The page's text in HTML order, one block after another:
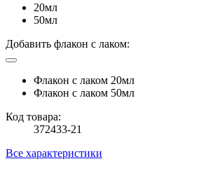
20мл
50мл
Добавить флакон с лаком:
Флакон с лаком 20мл
Флакон с лаком 50мл
Код товара:
372433-21
Все характеристики